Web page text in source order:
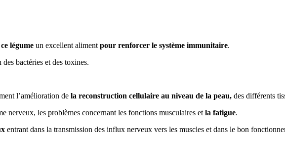
ce légume un excellent aliment pour renforcer le système immunitaire.
bactéries et des toxines.
l’amélioration de la reconstruction cellulaire au niveau de la peau, des différents
nerveux, les problèmes concernant les fonctions musculaires et la fatigue.
entrant dans la transmission des influx nerveux vers les muscles et dans le bon